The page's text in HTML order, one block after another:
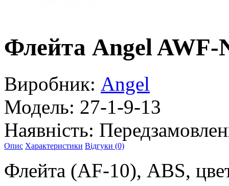
Флейта Angel AWF-
Виробник: Angel
Модель: 27-1-9-13
Наявність:
Опис Характеристики Відгуки (0)
Флейта (AF-10), ABS,